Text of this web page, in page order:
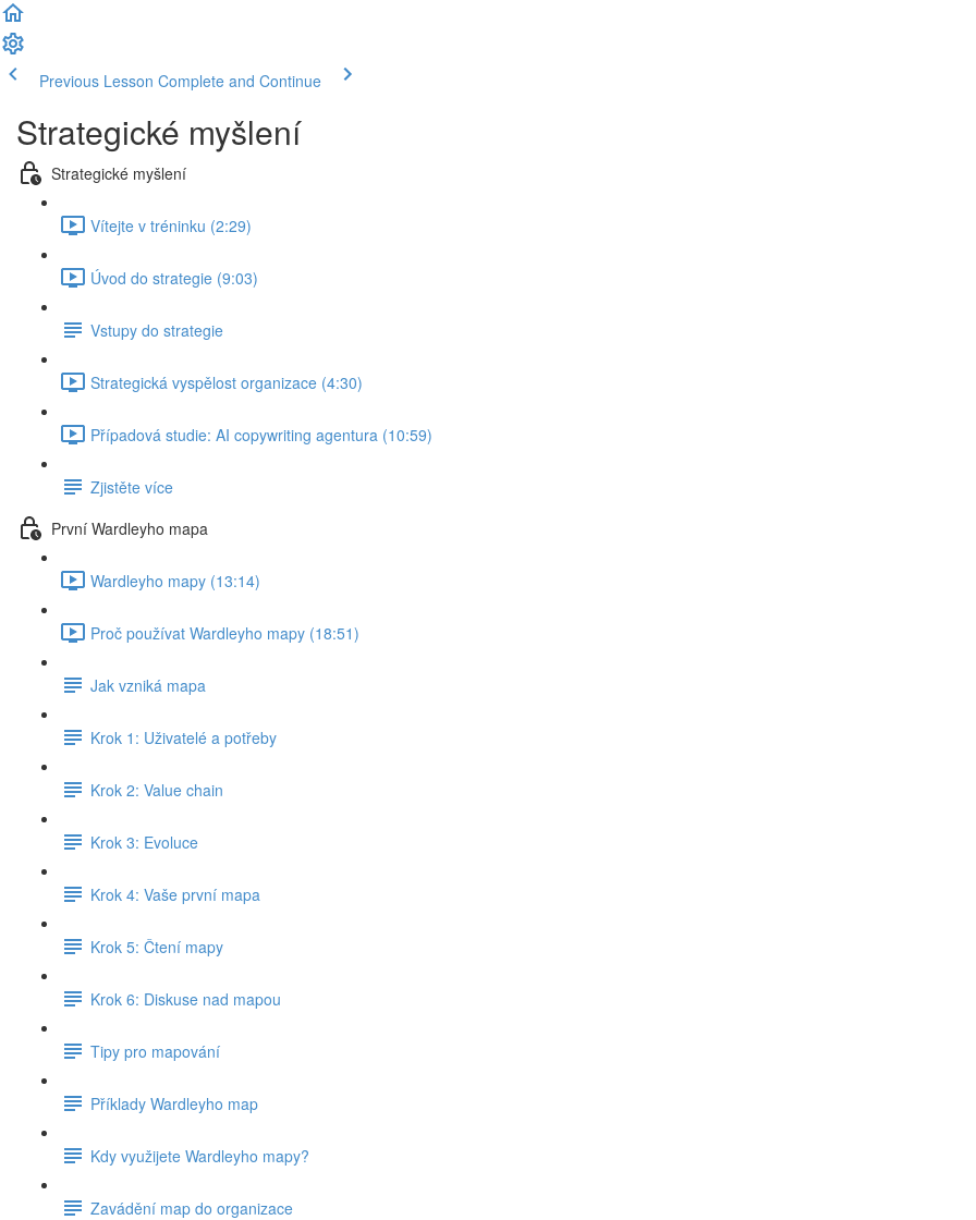
Previous Lesson Complete and Continue
Strategické myšlení
Strategické myšlení
Vítejte v tréninku (2:29)
Úvod do strategie (9:03)
Vstupy do strategie
Strategická vyspělost organizace (4:30)
Případová studie: AI copywriting agentura (10:59)
Zjistěte více
První Wardleyho mapa
Wardleyho mapy (13:14)
Proč používat Wardleyho mapy (18:51)
Jak vzniká mapa
Krok 1: Uživatelé a potřeby
Krok 2: Value chain
Krok 3: Evoluce
Krok 4: Vaše první mapa
Krok 5: Čtení mapy
Krok 6: Diskuse nad mapou
Tipy pro mapování
Příklady Wardleyho map
Kdy využijete Wardleyho mapy?
Zavádění map do organizace